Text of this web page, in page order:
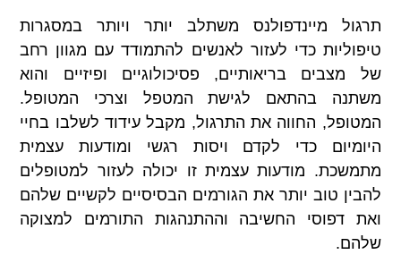
תרגול מיינדפולנס משתלב יותר ויותר במסגרות
טיפוליות כדי לעזור לאנשים להתמודד עם מגוון רחב
של מצבים בריאותיים, פסיכולוגיים ופיזיים והוא
משתנה בהתאם לגישת המטפל וצרכי המטופל.
המטופל, החווה את התרגול, מקבל עידוד לשלבו בחיי
היומיום כדי לקדם ויסות רגשי ומודעות עצמית
מתמשכת. מודעות עצמית זו יכולה לעזור למטופלים
להבין טוב יותר את הגורמים הבסיסיים לקשיים שלהם
ואת דפוסי החשיבה וההתנהגות התורמים למצוקה
שלהם.